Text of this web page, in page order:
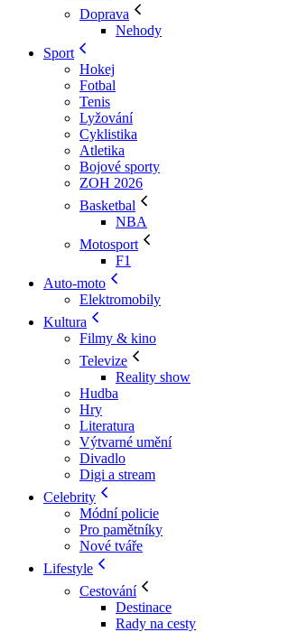
Doprava
Nehody
Sport
Hokej
Fotbal
Tenis
Lyžování
Cyklistika
Atletika
Bojové sporty
ZOH 2026
Basketbal
NBA
Motosport
F1
Auto-moto
Elektromobily
Kultura
Filmy & kino
Televize
Reality show
Hudba
Hry
Literatura
Výtvarné umění
Divadlo
Digi a stream
Celebrity
Módní policie
Pro pamětníky
Nové tváře
Lifestyle
Cestování
Destinace
Rady na cesty